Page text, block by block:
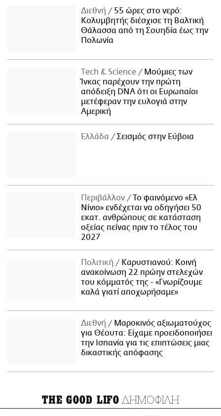
Διεθνή
55 ώρες στο νερό:
Κολυμβητής διέσχισε τη Βαλτική
Θάλασσα από τη Σουηδία έως την
Πολωνία
Τech & Science
Μούμιες των
Ίνκας παρέχουν την πρώτη
απόδειξη DNA ότι οι Ευρωπαίοι
μετέφεραν την ευλογιά στην
Αμερική
Ελλάδα Σεισμός στην Εύβοια
Περιβάλλον
Το φαινόμενο «Ελ
Νίνιο» ενδέχεται να οδηγήσει 50
εκατ. ανθρώπους σε κατάσταση
οξείας πείνας πριν το τέλος του
2027
Πολιτική
Καρυστιανού: Κοινή
ανακοίνωση 22 πρώην στελεχών
του κόμματός της - «Γνωρίζουμε
καλά γιατί αποχωρήσαμε»
Διεθνή
Μαροκινός αξιωματούχος
για Θέουτα: Είχαμε προειδοποιήσει
την Ισπανία για τις επιπτώσεις μιας
δικαστικής απόφασης
THE GOOD LIFO ΔΗΜΟΦΙΛΗ